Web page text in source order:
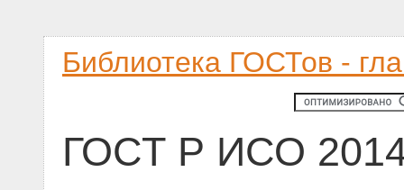
Библиотека ГОСТов -
ГОСТ Р ИСО